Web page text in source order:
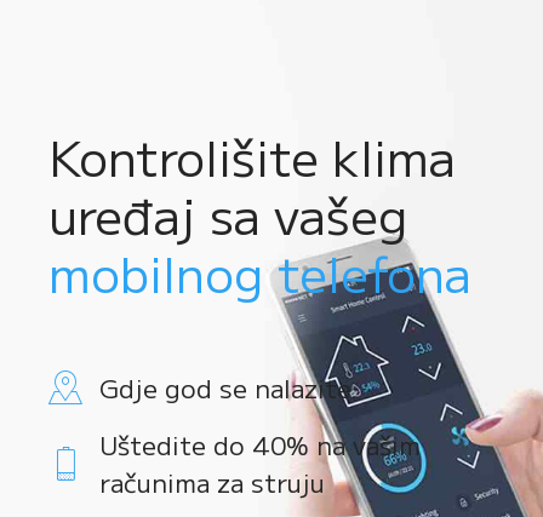
Kontrolišite klima
uređaj sa vašeg
mobilnog telefona
Gdje god se nalazite
Uštedite do 40% na vašim
računima za struju